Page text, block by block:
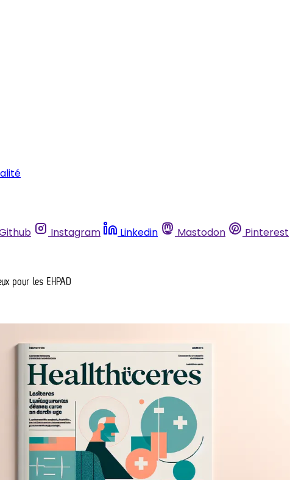
Instagram Linkedin Mastodon Pinterest
pour les EHPAD